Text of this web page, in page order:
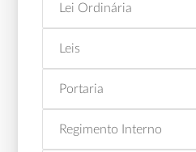
Lei Ordinária
Leis
Portaria
Regimento Interno